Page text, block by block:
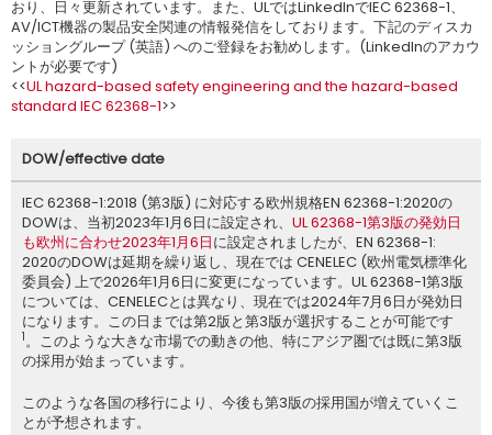
おり、日々更新されています。また、ULではLinkedInでIEC 62368-1、
AV/ICT機器の製品安全関連の情報発信をしております。下記のディスカ
ッショングループ (英語) へのご登録をお勧めします。(LinkedInのアカウ
ントが必要です)
<<UL hazard-based safety engineering and the hazard-based
standard IEC 62368-1>>
DOW/effective date
IEC 62368-1:2018 (第3版) に対応する欧州規格EN 62368-1:2020の
DOWは、当初2023年1月6日に設定され、 UL 62368-1第3版の発効日
も欧州に合わせ2023年1月6日に設定されましたが、EN 62368-1:
2020のDOWは延期を繰り返し、現在では CENELEC (欧州電気標準化
委員会) 上で2026年1月6日に変更になっています。UL 62368-1第3版
については、CENELECとは異なり、現在では2024年7月6日が発効日
になります。この日までは第2版と第3版が選択することが可能です
1 。このような大きな市場での動きの他、特にアジア圏では既に第3版
の採用が始まっています。
このような各国の移行により、今後も第3版の採用国が増えていくこ
とが予想されます。